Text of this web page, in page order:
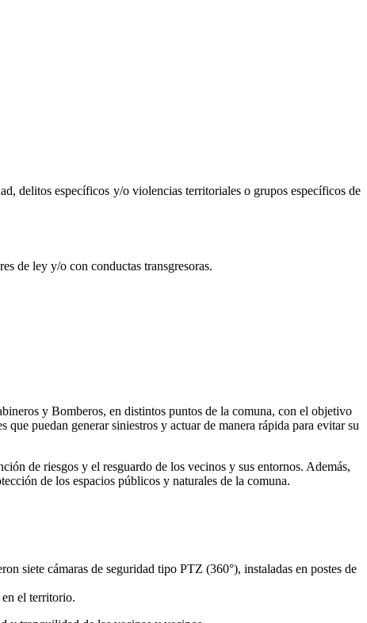
delitos específicos y/o violencias territoriales o grupos específicos de
de ley y/o con conductas transgresoras.
y Bomberos, en distintos puntos de la comuna, con el objetivo
puedan generar siniestros y actuar de manera rápida para evitar su
de riesgos y el resguardo de los vecinos y sus entornos. Además,
de los espacios públicos y naturales de la comuna.
siete cámaras de seguridad tipo PTZ (360°), instaladas en postes de
el territorio.